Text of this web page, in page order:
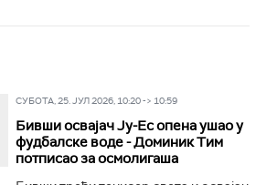
СУБОТА, 25. ЈУЛ 2026, 10:20 -> 10:59
Бивши освајач Ју-Ес опена ушао у
фудбалске воде - Доминик Тим
потписао за осмолигаша